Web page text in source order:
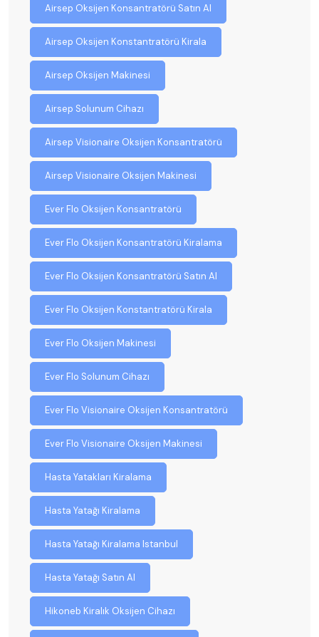
Airsep Oksijen Konsantratörü Satın Al
Airsep Oksijen Konstantratörü Kirala
Airsep Oksijen Makinesi
Airsep Solunum Cihazı
Airsep Visionaire Oksijen Konsantratörü
Airsep Visionaire Oksijen Makinesi
Ever Flo Oksijen Konsantratörü
Ever Flo Oksijen Konsantratörü Kiralama
Ever Flo Oksijen Konsantratörü Satın Al
Ever Flo Oksijen Konstantratörü Kirala
Ever Flo Oksijen Makinesi
Ever Flo Solunum Cihazı
Ever Flo Visionaire Oksijen Konsantratörü
Ever Flo Visionaire Oksijen Makinesi
Hasta Yatakları Kiralama
Hasta Yatağı Kiralama
Hasta Yatağı Kiralama Istanbul
Hasta Yatağı Satın Al
Hikoneb Kiralık Oksijen Cihazı